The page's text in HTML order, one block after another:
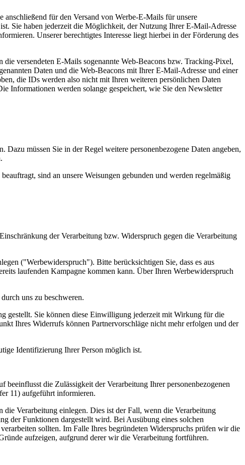
für den Versand von Werbe-E-Mails für unsere
Sie haben jederzeit die Möglichkeit, der Nutzung Ihrer E-Mail-Adresse
Unserer berechtigtes Interesse liegt hierbei in der Förderung des
versendeten E-Mails sogenannte Web-Beacons bzw. Tracking-Pixel,
Daten und die Web-Beacons mit Ihrer E-Mail-Adresse und einer
die IDs werden also nicht mit Ihren weiteren persönlichen Daten
Informationen werden solange gespeichert, wie Sie den Newsletter
müssen Sie in der Regel weitere personenbezogene Daten angeben,
sind an unsere Weisungen gebunden und werden regelmäßig
der Verarbeitung bzw. Widerspruch gegen die Verarbeitung
("Werbewiderspruch"). Bitte berücksichtigen Sie, dass es aus
laufenden Kampagne kommen kann. Über Ihren Werbewiderspruch
uns zu beschweren.
gestellt. Sie können diese Einwilligung jederzeit mit Wirkung für die
Ihres Widerrufs können Partnervorschläge nicht mehr erfolgen und der
Identifizierung Ihrer Person möglich ist.
die Zulässigkeit der Verarbeitung Ihrer personenbezogenen
11) aufgeführt informieren.
Verarbeitung einlegen. Dies ist der Fall, wenn die Verarbeitung
der Funktionen dargestellt wird. Bei Ausübung eines solchen
sollten. Im Falle Ihres begründeten Widerspruchs prüfen wir die
aufzeigen, aufgrund derer wir die Verarbeitung fortführen.